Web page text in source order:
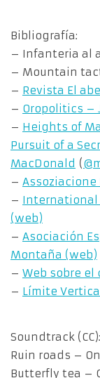
Bibliografía:
– Infanteria al
– Mountain
– Revista El
– Oropolitics –
– Heights of
Pursuit of a
MacDonald (
–
– International
(web)
– Asociación
Montaña (web)
– Web sobre
– Límite
Soundtrack (CC):
Ruin roads –
Butterfly tea –